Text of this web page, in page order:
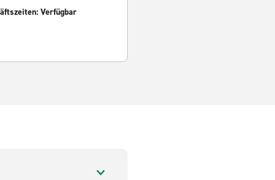
Verfügbar